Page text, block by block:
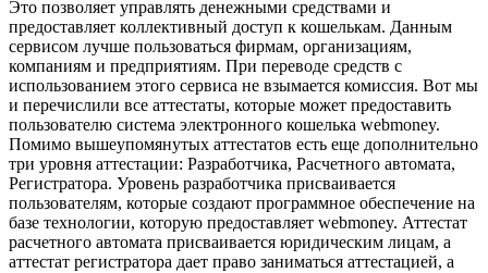
Это позволяет управлять денежными средствами и
предоставляет коллективный доступ к кошелькам. Данным
сервисом лучше пользоваться фирмам, организациям,
компаниям и предприятиям. При переводе средств с
использованием этого сервиса не взымается комиссия. Вот мы
и перечислили все аттестаты, которые может предоставить
пользователю система электронного кошелька webmoney.
Помимо вышеупомянутых аттестатов есть еще дополнительно
три уровня аттестации: Разработчика, Расчетного автомата,
Регистратора. Уровень разработчика присваивается
пользователям, которые создают программное обеспечение на
базе технологии, которую предоставляет webmoney. Аттестат
расчетного автомата присваивается юридическим лицам, а
аттестат регистратора дает право заниматься аттестацией, а